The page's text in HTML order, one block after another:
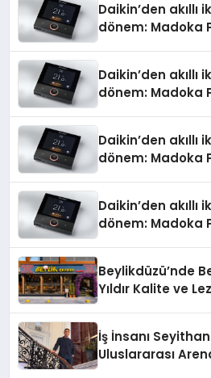
Daikin’den
dönem: Madoka
Daikin’den
dönem: Madoka
Daikin’den
dönem: Madoka
Daikin’den
dönem: Madoka
Beylikdüzü’nde
Yıldır Kalite ve
İş İnsanı
Uluslararası